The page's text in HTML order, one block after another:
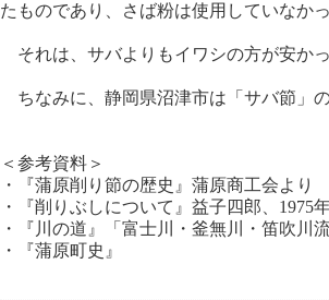
たものであり、さば粉は使用していなか
それは、サバよりもイワシの方が安か
ちなみに、静岡県沼津市は「サバ節」
＜参考資料＞
・『蒲原削り節の歴史』蒲原商工会より
・『削りぶしについて』益子四郎、1975
・『川の道』「富士川・釜無川・笛吹川
・『蒲原町史』